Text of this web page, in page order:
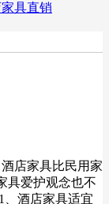
具直销
店家具比民用家
具爱护观念也不
、酒店家具适宜